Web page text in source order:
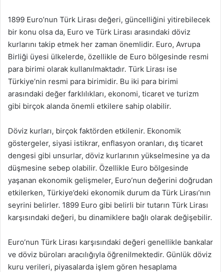
1899 Euro’nun Türk Lirası değeri, güncelliğini yitirebilecek
bir konu olsa da, Euro ve Türk Lirası arasındaki döviz
kurlarını takip etmek her zaman önemlidir. Euro, Avrupa
Birliği üyesi ülkelerde, özellikle de Euro bölgesinde resmi
para birimi olarak kullanılmaktadır. Türk Lirası ise
Türkiye’nin resmi para birimidir. Bu iki para birimi
arasındaki değer farklılıkları, ekonomi, ticaret ve turizm
gibi birçok alanda önemli etkilere sahip olabilir.
Döviz kurları, birçok faktörden etkilenir. Ekonomik
göstergeler, siyasi istikrar, enflasyon oranları, dış ticaret
dengesi gibi unsurlar, döviz kurlarının yükselmesine ya da
düşmesine sebep olabilir. Özellikle Euro bölgesinde
yaşanan ekonomik gelişmeler, Euro’nun değerini doğrudan
etkilerken, Türkiye’deki ekonomik durum da Türk Lirası’nın
seyrini belirler. 1899 Euro gibi belirli bir tutarın Türk Lirası
karşısındaki değeri, bu dinamiklere bağlı olarak değişebilir.
Euro’nun Türk Lirası karşısındaki değeri genellikle bankalar
ve döviz büroları aracılığıyla öğrenilmektedir. Günlük döviz
kuru verileri, piyasalarda işlem gören hesaplama